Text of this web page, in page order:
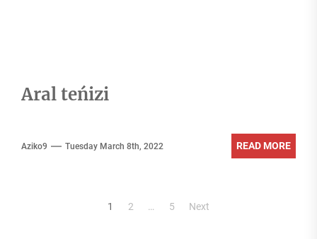
Aral teńizi
Aziko9 Tuesday March 8th, 2022 READ MORE
1 2 … 5 Next